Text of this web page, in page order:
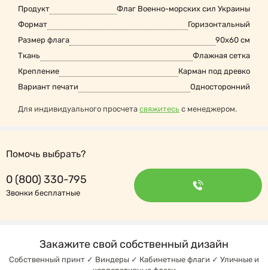
Продукт
Флаг Военно-морских сил Украины
Формат
Горизонтальный
Размер флага
90x60 см
Ткань
Флажная сетка
Крепление
Карман под древко
Вариант печати
Односторонний
Для индивидуального просчета свяжитесь с менеджером.
Помочь выбрать?
0 (800) 330-795
Звонки бесплатные
Закажите свой собственный дизайн
Собственный принт ✓ Виндеры ✓ Кабинетные флаги ✓ Уличные и